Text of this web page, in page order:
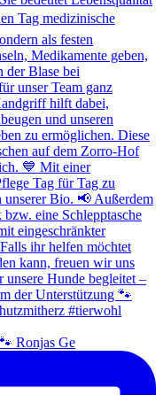
Ronjas Ge